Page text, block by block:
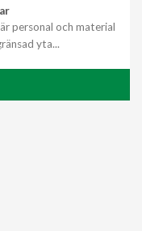
personal och material
yta...